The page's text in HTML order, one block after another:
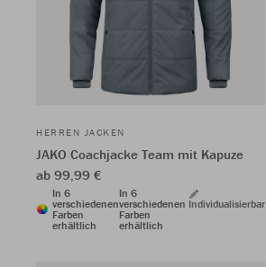
HERREN JACKEN
JAKO Coachjacke Team mit Kapuze
ab 99,99 €
In 6
verschiedenen
Farben
erhältlich
In 6
verschiedenen
Farben
erhältlich
Individualisierbar